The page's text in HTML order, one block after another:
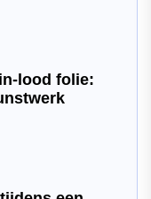
lood folie: